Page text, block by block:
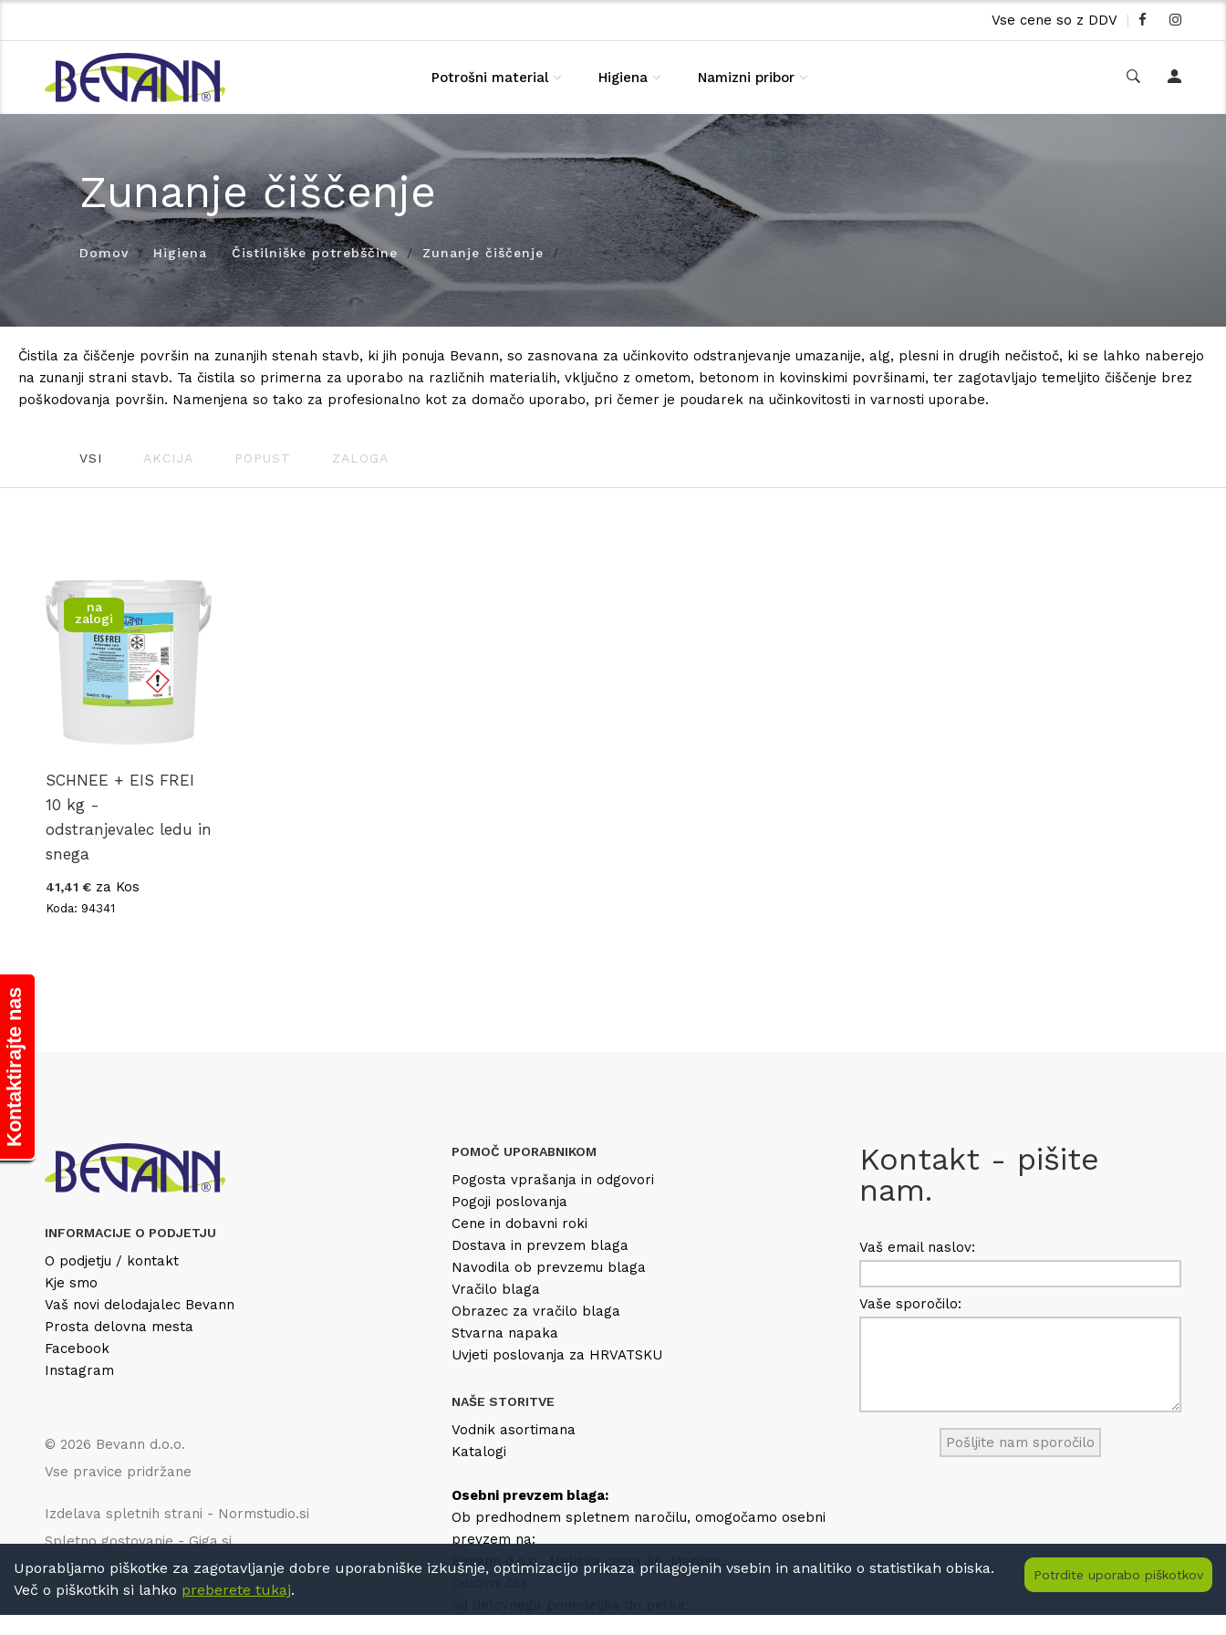
Vse cene so z DDV |
Potrošni material Higiena Namizni pribor
Zunanje čiščenje
Domov Higiena Čistilniške potrebščine Zunanje čiščenje
Čistila za čiščenje površin na zunanjih stenah stavb, ki jih ponuja Bevann, so zasnovana za učinkovito odstranjevanje umazanije, alg, plesni in drugih nečistoč, ki se lahko naberejo
na zunanji strani stavb. Ta čistila so primerna za uporabo na različnih materialih, vključno z ometom, betonom in kovinskimi površinami, ter zagotavljajo temeljito čiščenje brez
poškodovanja površin. Namenjena so tako za profesionalno kot za domačo uporabo, pri čemer je poudarek na učinkovitosti in varnosti uporabe.
VSI AKCIJA POPUST ZALOGA
na
zalogi
SCHNEE + EIS FREI
10 kg -
odstranjevalec ledu in
snega
41,41 € za Kos
Koda: 94341
INFORMACIJE O PODJETJU
O podjetju / kontakt
Kje smo
Vaš novi delodajalec Bevann
Prosta delovna mesta
Facebook
Instagram
© 2026 Bevann d.o.o.
Vse pravice pridržane
Izdelava spletnih strani - Normstudio.si
Spletno gostovanje - Giga.si
POMOČ UPORABNIKOM
Pogosta vprašanja in odgovori
Pogoji poslovanja
Cene in dobavni roki
Dostava in prevzem blaga
Navodila ob prevzemu blaga
Vračilo blaga
Obrazec za vračilo blaga
Stvarna napaka
Uvjeti poslovanja za HRVATSKU
NAŠE STORITVE
Vodnik asortimana
Katalogi
Osebni prevzem blaga:
Ob predhodnem spletnem naročilu, omogočamo osebni
prevzem na:
Bevann d.o.o., Meljska cesta 56, Maribor.
Kontakt - pišite
nam.
Vaš email naslov:
Vaše sporočilo:
Kontaktirajte nas
Potrdite uporabo piškotkov
Uporabljamo piškotke za zagotavljanje dobre uporabniške izkušnje, optimizacijo prikaza prilagojenih vsebin in analitiko o statistikah obiska.
Več o piškotkih si lahko preberete tukaj.